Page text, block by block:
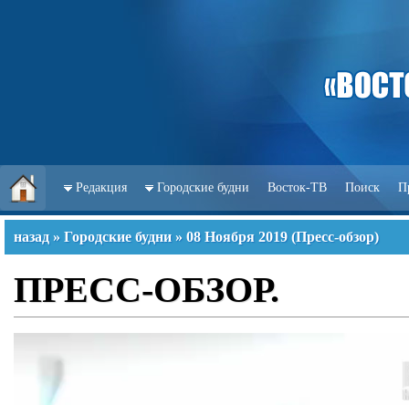
Редакция Городские будни Восток-ТВ Поиск
назад » Городские будни » 08 Ноября 2019 (Пресс-обзор)
ПРЕСС-ОБЗОР.